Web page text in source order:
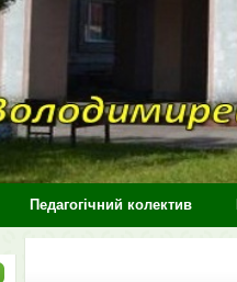
Педагогічний колектив